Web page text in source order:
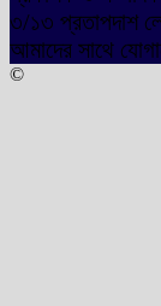
৩/১৩ প্রতাপদাশ
আমাদের সাথে
©